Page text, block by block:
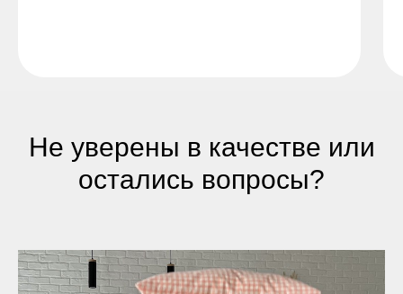
Не уверены в качестве или
остались вопросы?